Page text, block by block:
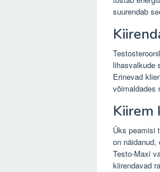
suurendab
lihasvalkude
Erinevad
võimaldades
Kiirem
Üks peamisi
on
Testo-Maxi
kiirendavad